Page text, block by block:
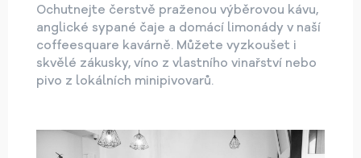
Ochutnejte čerstvě praženou výběrovou kávu,
anglické sypané čaje a domácí limonády v naší
coffeesquare kavárně. Můžete vyzkoušet i
skvělé zákusky, víno z vlastního vinařství nebo
pivo z lokálních minipivovarů.